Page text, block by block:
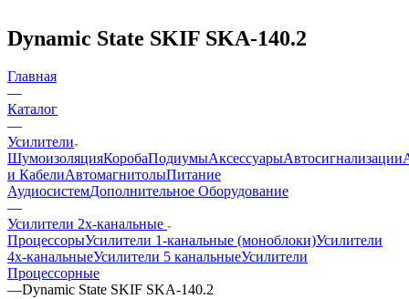
Dynamic State SKIF SKA-140.2
Главная
—
Каталог
—
Усилители
ШумоизоляцияКоробаПодиумыАксессуарыАвтосигнализации
и КабелиАвтомагнитолыПитание
АудиосистемДополнительное Оборудование
—
Усилители 2х-канальные
ПроцессорыУсилители 1-канальные (моноблоки)Усилители
4х-канальныеУсилители 5 канальныеУсилители
Процессорные
—Dynamic State SKIF SKA-140.2